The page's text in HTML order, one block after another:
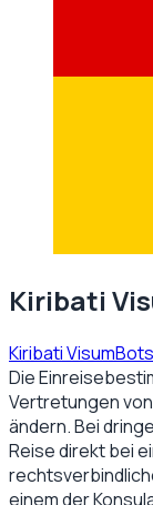
Kiribati
Kiribati Visum
Die
Vertretungen von
ändern. Bei
Reise direkt bei
einem der